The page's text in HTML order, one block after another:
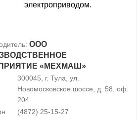
электроприводом.
ООО
«МЕХМАШ»
300045, г. Тула, ул.
Новомосковское шоссе, д. 58, оф.
204
(4872) 25-15-27